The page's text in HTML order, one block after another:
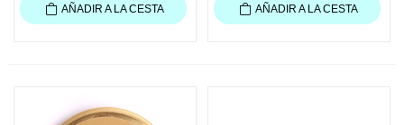
AÑADIR A LA CESTA AÑADIR A LA CESTA